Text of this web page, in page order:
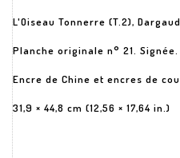
L'Oiseau Tonnerre (T.2),
Planche originale n° 21. Signée.
Encre de Chine et encres de
31,9 × 44,8 cm (12,56 × 17,64 in.)